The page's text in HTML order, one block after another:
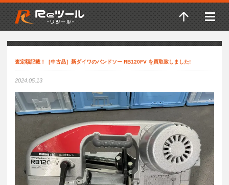
査定額記載！［中古品］新ダイワのバンドソー RB120FV を買取致しました!
2024.05.13